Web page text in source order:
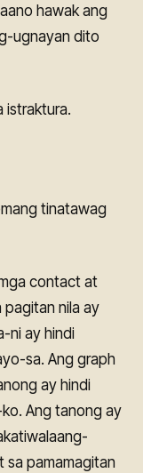
hawak ang
ugnayan dito
istraktura.
tinatawag
contact at
pagitan nila ay
ni ay hindi
sa. Ang graph
ay hindi
Ang tanong ay
pamamagitan